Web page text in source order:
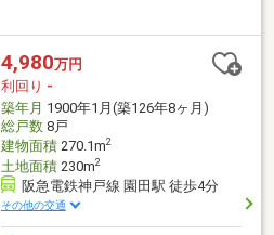
4,980万円
利回り -
築年月 1900年1月(築126年8ヶ月)
総戸数8戸
建物面積270.1m2
土地面積230m2
阪急電鉄神戸線 園田駅 徒歩4分
その他の交通